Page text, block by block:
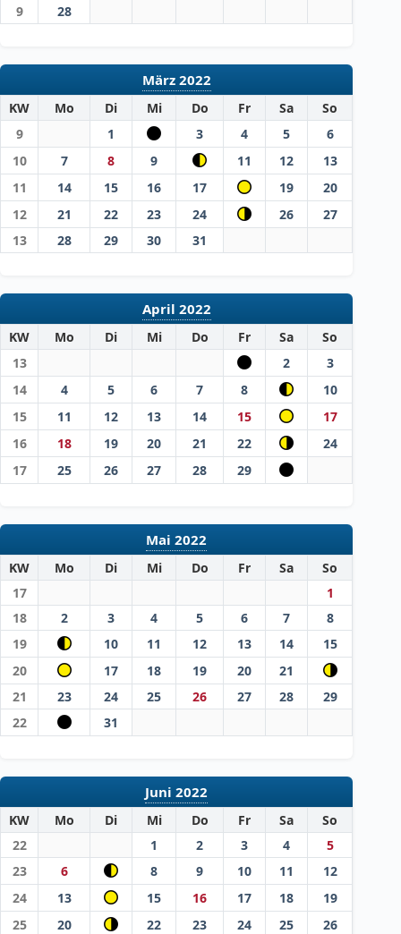
9
28
März 2022
KW Mo Di Mi Do Fr Sa
So
9
1 3 4 5
6
10
7 8 9 11 12
13
11
14 15 16 17 19
20
12
21 22 23 24 26
27
13
28 29 30 31
April 2022
KW Mo Di Mi Do Fr Sa
So
13
2
3
14
4 5 6 7 8
10
15
11 12 13 14 15
17
16
18 19 20 21 22
24
17
25 26 27 28 29
Mai 2022
KW Mo Di Mi Do Fr Sa
So
17
1
18
2 3 4 5 6 7
8
19
10 11 12 13 14
15
20
17 18 19 20
21
21
23 24 25 26 27 28
29
22
31
Juni 2022
KW Mo Di Mi Do Fr Sa
So
22
1 2 3 4
5
23
6 8 9 10 11
12
24
13 15 16 17 18
19
25
20 22 23 24 25
26